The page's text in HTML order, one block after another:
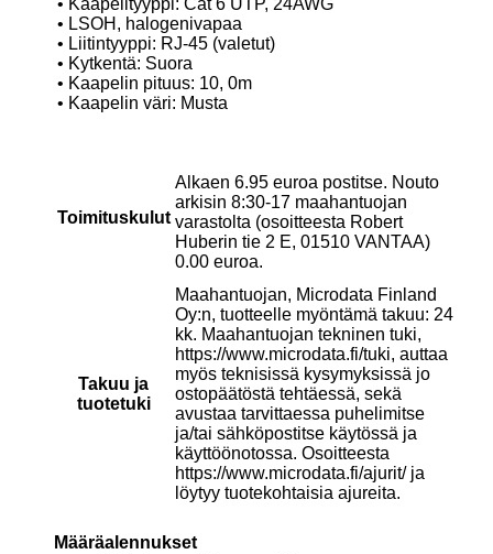
• LSOH, halogenivapaa
• Liitintyyppi: RJ-45 (valetut)
• Kytkentä: Suora
• Kaapelin pituus: 10, 0m
• Kaapelin väri: Musta
Toimituskulut
Alkaen 6.95 euroa postitse. Nouto
arkisin 8:30-17 maahantuojan
varastolta (osoitteesta Robert
Huberin tie 2 E, 01510 VANTAA)
0.00 euroa.
Takuu ja
tuotetuki
Maahantuojan, Microdata Finland
Oy:n, tuotteelle myöntämä takuu: 24
kk. Maahantuojan tekninen tuki,
https://www.microdata.fi/tuki, auttaa
myös teknisissä kysymyksissä jo
ostopäätöstä tehtäessä, sekä
avustaa tarvittaessa puhelimitse
ja/tai sähköpostitse käytössä ja
käyttöönotossa. Osoitteesta
https://www.microdata.fi/ajurit/ ja
löytyy tuotekohtaisia ajureita.
Määräalennukset